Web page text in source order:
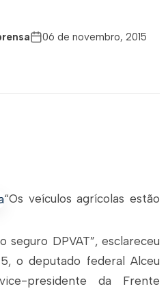
06 de novembro, 2015
“Os veículos agrícolas estão
DPVAT”, esclareceu
o deputado federal Alceu
presidente da Frente